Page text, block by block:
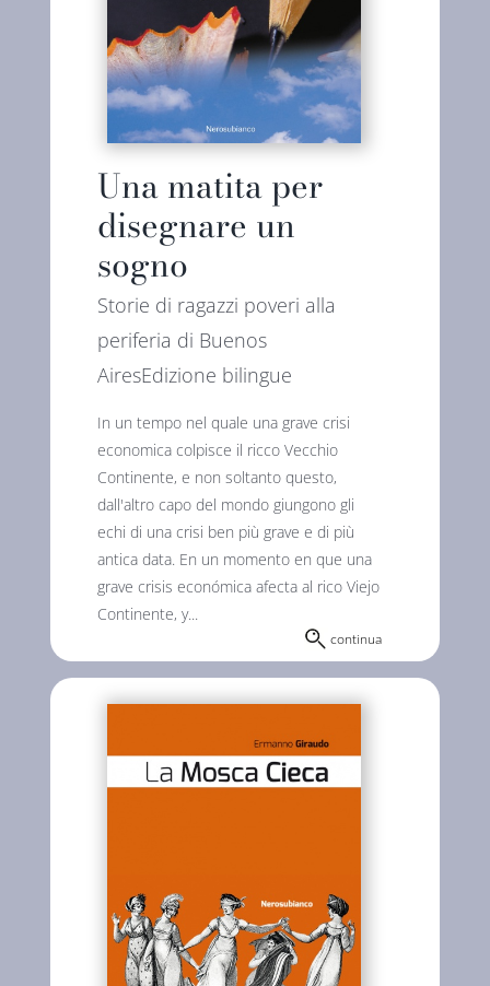
Una matita per
disegnare un
sogno
Storie di ragazzi poveri alla
periferia di Buenos
AiresEdizione bilingue
In un tempo nel quale una grave crisi
economica colpisce il ricco Vecchio
Continente, e non soltanto questo,
dall'altro capo del mondo giungono gli
echi di una crisi ben più grave e di più
antica data. En un momento en que una
grave crisis económica afecta al rico Viejo
Continente, y...
continua